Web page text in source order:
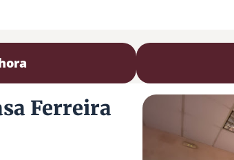
Ferreira